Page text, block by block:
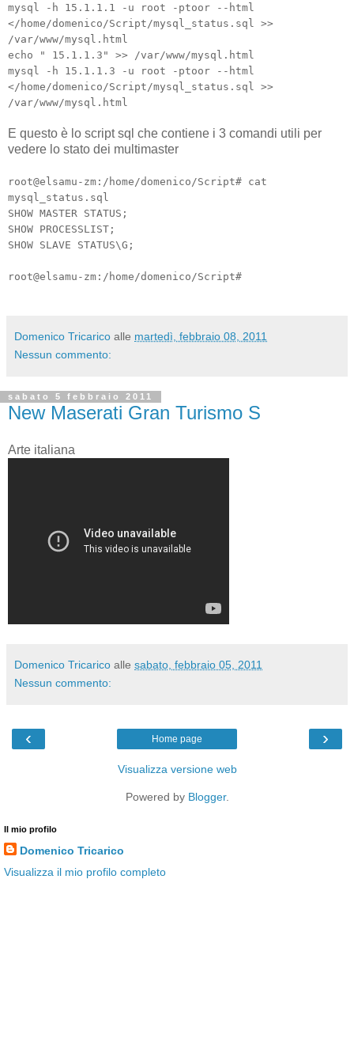
mysql -h 15.1.1.1 -u root -ptoor --html
</home/domenico/Script/mysql_status.sql >>
/var/www/mysql.html
echo " 15.1.1.3" >> /var/www/mysql.html
mysql -h 15.1.1.3 -u root -ptoor --html
</home/domenico/Script/mysql_status.sql >>
/var/www/mysql.html
E questo è lo script sql che contiene i 3 comandi utili per
vedere lo stato dei multimaster
root@elsamu-zm:/home/domenico/Script# cat
mysql_status.sql
SHOW MASTER STATUS;
SHOW PROCESSLIST;
SHOW SLAVE STATUS\G;
root@elsamu-zm:/home/domenico/Script#
Domenico Tricarico alle martedì, febbraio 08, 2011
Nessun commento:
sabato 5 febbraio 2011
New Maserati Gran Turismo S
Arte italiana
Domenico Tricarico alle sabato, febbraio 05, 2011
Nessun commento:
‹ ›
Home page
Visualizza versione web
Powered by Blogger.
Il mio profilo
Domenico Tricarico
Visualizza il mio profilo completo